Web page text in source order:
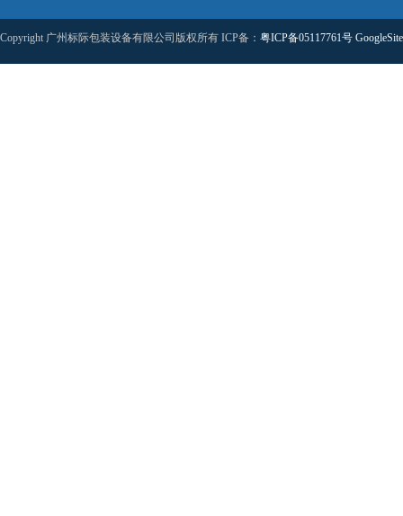
Copyright 广州标际包装设备有限公司版权所有 ICP备： 粤ICP备05117761号